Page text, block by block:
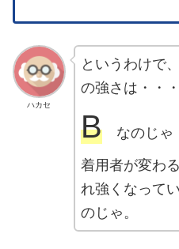
ハカセ
というわけで
の強さは・・・
Bなのじゃ
着用者が変わ
れ強くなって
のじゃ。